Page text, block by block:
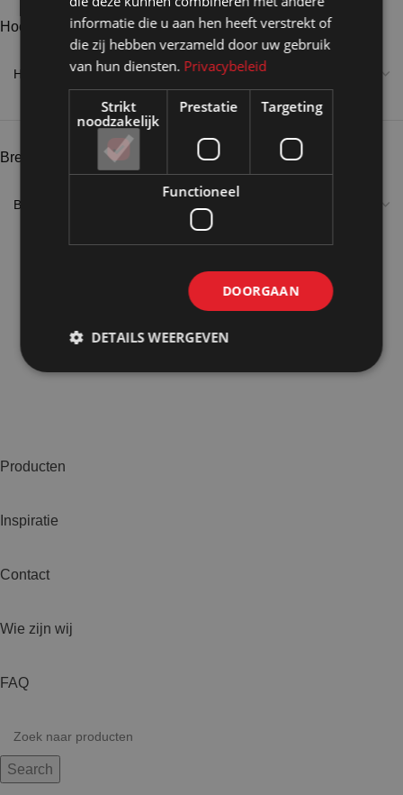
Hoogte
Breedte
Producten
Inspiratie
Contact
Wie zijn wij
FAQ
Search
informatie die u aan hen heeft verstrekt of
die zij hebben verzameld door uw gebruik
van hun diensten. Privacybeleid
Strikt
noodzakelijk
Prestatie Targeting
Functioneel
DOORGAAN
DETAILS WEERGEVEN